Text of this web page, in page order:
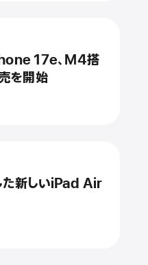
17e、M4搭
を開始
新しいiPad Air